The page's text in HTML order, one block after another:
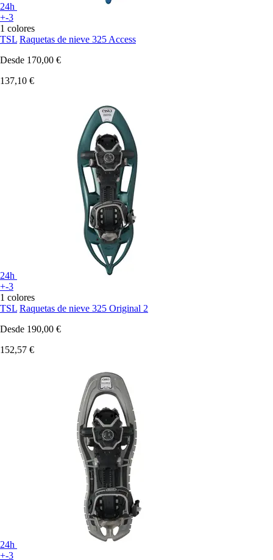
24h
+-3
1 colores
TSL Raquetas de nieve 325 Access
Desde 170,00 €
137,10 €
24h
+-3
1 colores
TSL Raquetas de nieve 325 Original 2
Desde 190,00 €
152,57 €
24h
+-3